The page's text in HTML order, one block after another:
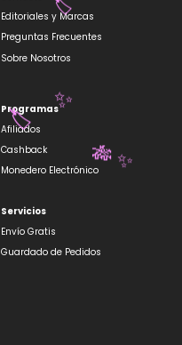
Editoriales y Marcas
Preguntas Frecuentes
Sobre Nosotros
Programas
Afiliados
Cashback
Monedero Electrónico
Servicios
Envío Gratis
Guardado de Pedidos
🏷️
✨
🎋
🏷️